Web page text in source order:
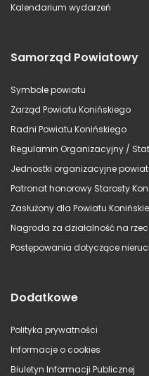
Kalendarium wydarzeń
Samorząd Powiatowy
Symbole powiatu
Zarząd Powiatu Konińskiego
Radni Powiatu Konińskiego
Regulamin Organizacyjny /
Jednostki organizacyjne
Patronat honorowy Starosty
Zasłużony dla Powiatu
Nagroda za działalność na
Postępowania dotyczące
Dodatkowe
Polityka prywatności
Informacje o cookies
Biuletyn Informacji Publicznej